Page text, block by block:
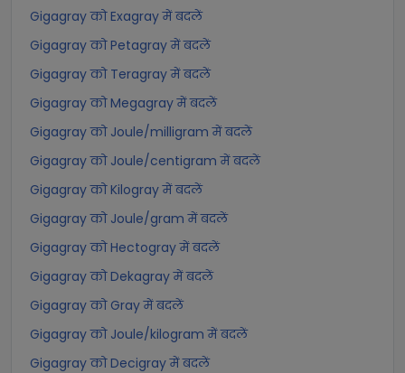
Gigagray को Exagray में बदलें
Gigagray को Petagray में बदलें
Gigagray को Teragray में बदलें
Gigagray को Megagray में बदलें
Gigagray को Joule/milligram में बदलें
Gigagray को Joule/centigram में बदलें
Gigagray को Kilogray में बदलें
Gigagray को Joule/gram में बदलें
Gigagray को Hectogray में बदलें
Gigagray को Dekagray में बदलें
Gigagray को Gray में बदलें
Gigagray को Joule/kilogram में बदलें
Gigagray को Decigray में बदलें